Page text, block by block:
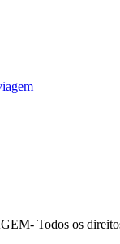
Todos os